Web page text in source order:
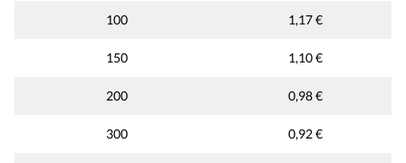
100 1,17 €
150 1,10 €
200 0,98 €
300 0,92 €